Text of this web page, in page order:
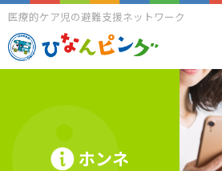
医療的ケア児の避難支援ネットワーク
ホンネ